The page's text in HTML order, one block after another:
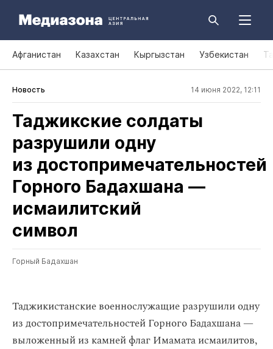
Афганистан Казахстан Кыргызстан Узбекистан
Новость 14 июня 2022, 12:11
Таджикские солдаты
разрушили одну
из достопримечательностей
Горного Бадахшана —
исмаилитский
символ
Горный Бадахшан
Таджикистанские военнослужащие разрушили одну
из достопримечательностей Горного Бадахшана —
выложенный из камней флаг Имамата исмаилитов,